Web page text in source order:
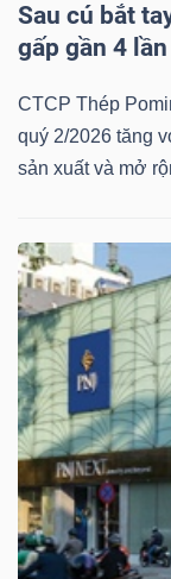
Sau cú bắt
gấp gần 4
CTCP Thép
quý 2/2026 tăng
sản xuất và mở
Dịch
(-)
Sách
tài
chính